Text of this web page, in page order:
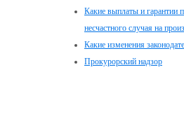
Какие выплаты и гарантии
несчастного случая на
Какие изменения
Прокурорский надзор